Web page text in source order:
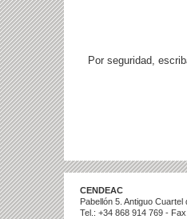
Por seguridad,
CENDEAC
Pabellón 5. Antiguo
Tel.: +34 868 914 769 -